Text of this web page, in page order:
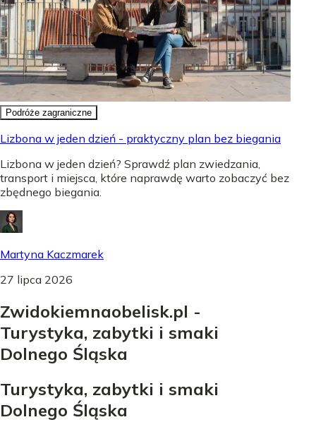
Podróże zagraniczne
Lizbona w jeden dzień - praktyczny plan bez biegania
Lizbona w jeden dzień? Sprawdź plan zwiedzania,
transport i miejsca, które naprawdę warto zobaczyć bez
zbędnego biegania.
Martyna Kaczmarek
27 lipca 2026
Zwidokiemnaobelisk.pl -
Turystyka, zabytki i smaki
Dolnego Śląska
Turystyka, zabytki i smaki
Dolnego Śląska